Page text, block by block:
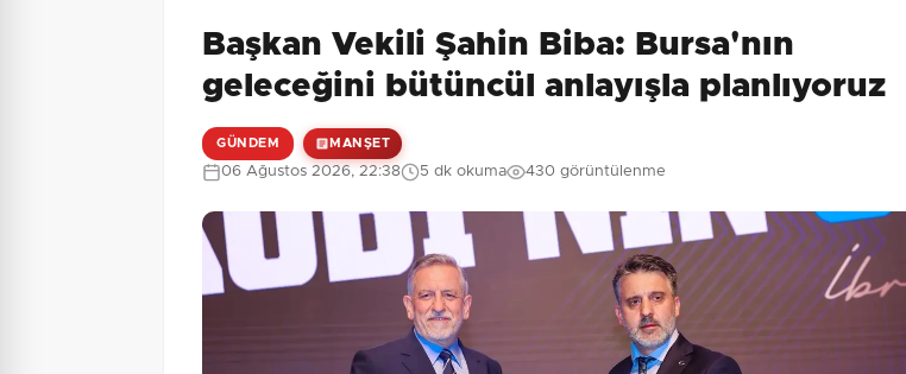
Güvenlik Sorusu: 7 + 1 = ? Gönder
Başkan Vekili Şahin Biba: Bursa'nın
geleceğini bütüncül anlayışla planlıyoruz
GÜNDEM MANŞET
06 Ağustos 2026, 22:38 5 dk okuma 430 görüntülenme